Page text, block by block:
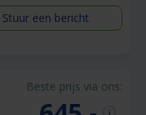
Stuur een bericht
Beste prijs via ons: